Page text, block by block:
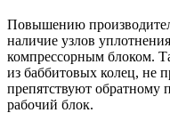
Повышению
наличие узлов
компрессорным блоком.
из баббитовых колец, не
препятствуют обратному
рабочий блок.